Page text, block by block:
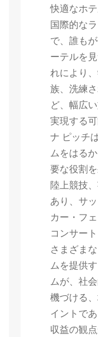
快適なホ
国際的な
で、誰も
ーテルを
れにより
族、洗練
ど、幅広
実現する
ナ ピッチ
ムをはる
要な役割
陸上競技
あり、サ
カー・フ
コンサー
さまざま
ムを提供
ムが、社
機づける
イントで
収益の観